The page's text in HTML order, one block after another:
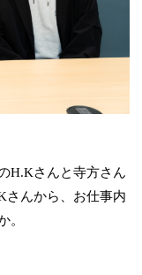
H.Kさんと寺方さん
さんから、お仕事内
。